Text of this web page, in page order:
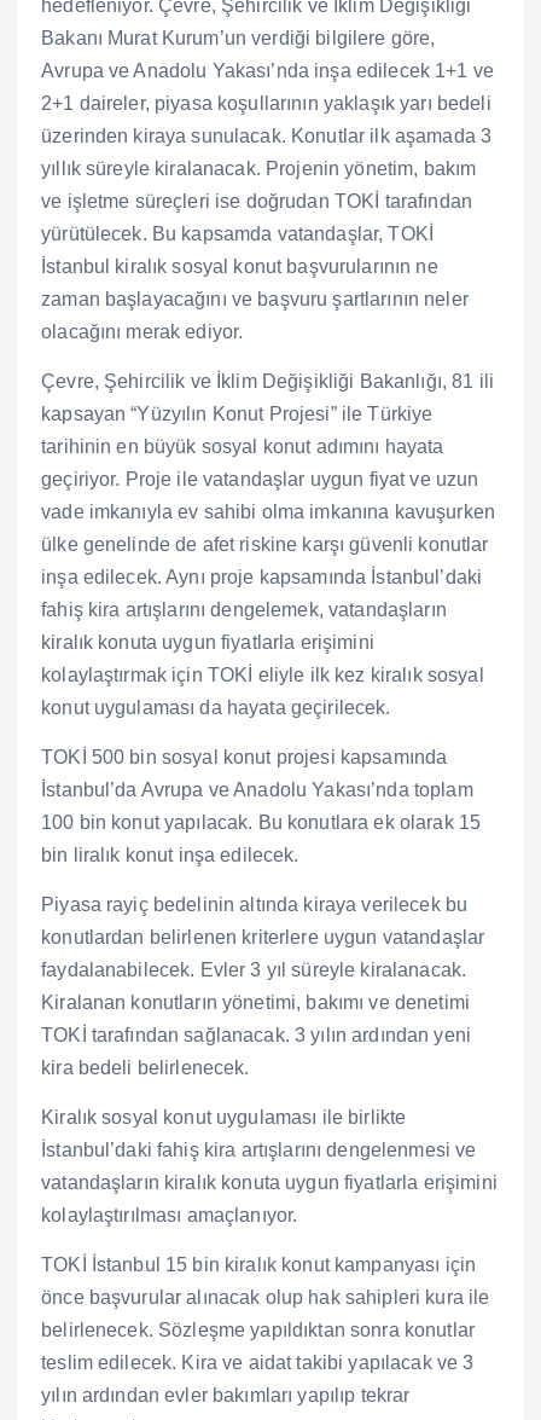
hedefleniyor. Çevre, Şehircilik ve İklim Değişikliği
Bakanı Murat Kurum’un verdiği bilgilere göre,
Avrupa ve Anadolu Yakası’nda inşa edilecek 1+1 ve
2+1 daireler, piyasa koşullarının yaklaşık yarı bedeli
üzerinden kiraya sunulacak. Konutlar ilk aşamada 3
yıllık süreyle kiralanacak. Projenin yönetim, bakım
ve işletme süreçleri ise doğrudan TOKİ tarafından
yürütülecek. Bu kapsamda vatandaşlar, TOKİ
İstanbul kiralık sosyal konut başvurularının ne
zaman başlayacağını ve başvuru şartlarının neler
olacağını merak ediyor.
Çevre, Şehircilik ve İklim Değişikliği Bakanlığı, 81 ili
kapsayan “Yüzyılın Konut Projesi” ile Türkiye
tarihinin en büyük sosyal konut adımını hayata
geçiriyor. Proje ile vatandaşlar uygun fiyat ve uzun
vade imkanıyla ev sahibi olma imkanına kavuşurken
ülke genelinde de afet riskine karşı güvenli konutlar
inşa edilecek. Aynı proje kapsamında İstanbul’daki
fahiş kira artışlarını dengelemek, vatandaşların
kiralık konuta uygun fiyatlarla erişimini
kolaylaştırmak için TOKİ eliyle ilk kez kiralık sosyal
konut uygulaması da hayata geçirilecek.
TOKİ 500 bin sosyal konut projesi kapsamında
İstanbul’da Avrupa ve Anadolu Yakası’nda toplam
100 bin konut yapılacak. Bu konutlara ek olarak 15
bin liralık konut inşa edilecek.
Piyasa rayiç bedelinin altında kiraya verilecek bu
konutlardan belirlenen kriterlere uygun vatandaşlar
faydalanabilecek. Evler 3 yıl süreyle kiralanacak.
Kiralanan konutların yönetimi, bakımı ve denetimi
TOKİ tarafından sağlanacak. 3 yılın ardından yeni
kira bedeli belirlenecek.
Kiralık sosyal konut uygulaması ile birlikte
İstanbul’daki fahiş kira artışlarını dengelenmesi ve
vatandaşların kiralık konuta uygun fiyatlarla erişimini
kolaylaştırılması amaçlanıyor.
TOKİ İstanbul 15 bin kiralık konut kampanyası için
önce başvurular alınacak olup hak sahipleri kura ile
belirlenecek. Sözleşme yapıldıktan sonra konutlar
teslim edilecek. Kira ve aidat takibi yapılacak ve 3
yılın ardından evler bakımları yapılıp tekrar